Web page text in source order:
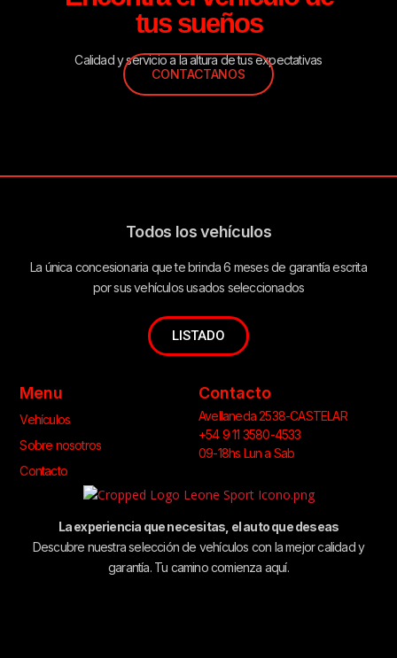
tus sueños
Calidad y servicio a la altura de tus expectativas
CONTACTANOS
Todos los vehículos
La única concesionaria que te brinda 6 meses de garantía escrita
por sus vehículos usados seleccionados
LISTADO
Menu
Vehículos
Sobre nosotros
Contacto
Contacto
Avellaneda 2538-CASTELAR
+54 9 11 3580-4533
09-18hs Lun a Sab
La experiencia que necesitas, el auto que deseas
Descubre nuestra selección de vehículos con la mejor calidad y
garantía. Tu camino comienza aquí.